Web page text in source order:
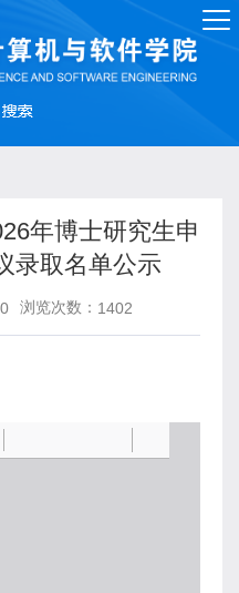
年博士研究生申
录取名单公示
浏览次数： 1402